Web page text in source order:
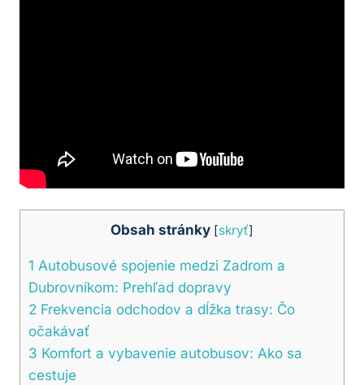
Obsah stránky [skryť]
1 Autobusové spojenie medzi Zadrom a
Dubrovníkom: Prehľad dopravy
2 Frekvencia odchodov a dĺžka trasy: Čo
očakávať
3 Komfort a vybavenie autobusov: Ako sa
cestuje